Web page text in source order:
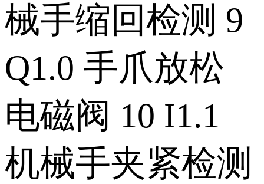
械手缩回检测 9
Q1.0 手爪放松
电磁阀 10 I1.1
机械手夹紧检测